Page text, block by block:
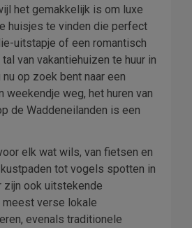
het gemakkelijk is om luxe
huisjes te vinden die perfect
uitstapje of een romantisch
van vakantiehuizen te huur in
op zoek bent naar een
weekendje weg, het huren van
de Waddeneilanden is een
elk wat wils, van fietsen en
tot vogels spotten in
zijn ook uitstekende
verse lokale
evenals traditionele